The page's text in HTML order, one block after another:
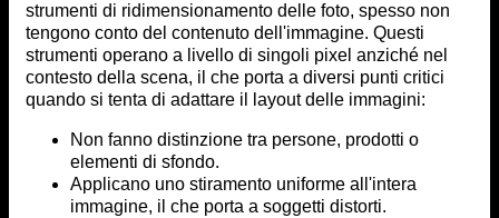
strumenti di ridimensionamento delle foto, spesso non
tengono conto del contenuto dell'immagine. Questi
strumenti operano a livello di singoli pixel anziché nel
contesto della scena, il che porta a diversi punti critici
quando si tenta di adattare il layout delle immagini:
Non fanno distinzione tra persone, prodotti o
elementi di sfondo.
Applicano uno stiramento uniforme all'intera
immagine, il che porta a soggetti distorti.